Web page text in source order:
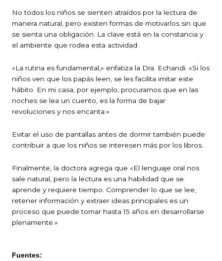
No todos los niños se sienten atraídos por la lectura de
manera natural, pero existen formas de motivarlos sin que
se sienta una obligación. La clave está en la constancia y
el ambiente que rodea esta actividad.
«La rutina es fundamental,» enfatiza la Dra. Echandi. «Si los
niños ven que los papás leen, se les facilita imitar este
hábito. En mi casa, por ejemplo, procuramos que en las
noches se lea un cuento, es la forma de bajar
revoluciones y nos encanta.»
Evitar el uso de pantallas antes de dormir también puede
contribuir a que los niños se interesen más por los libros.
Finalmente, la doctora agrega que «El lenguaje oral nos
sale natural, pero la lectura es una habilidad que se
aprende y requiere tiempo. Comprender lo que se lee,
retener información y extraer ideas principales es un
proceso que puede tomar hasta 15 años en desarrollarse
plenamente.»
Fuentes: